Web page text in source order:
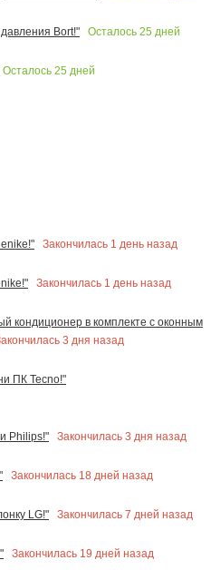
Bort!"
Осталось 25 дней
Осталось 25 дней
Закончилась 1 день назад
Закончилась 1 день назад
кондиционер в комплекте с оконным
3 дня назад
ПК Tecno!"
Philips!"
Закончилась 3 дня назад
Закончилась 18 дней назад
LG!"
Закончилась 7 дней назад
Закончилась 19 дней назад